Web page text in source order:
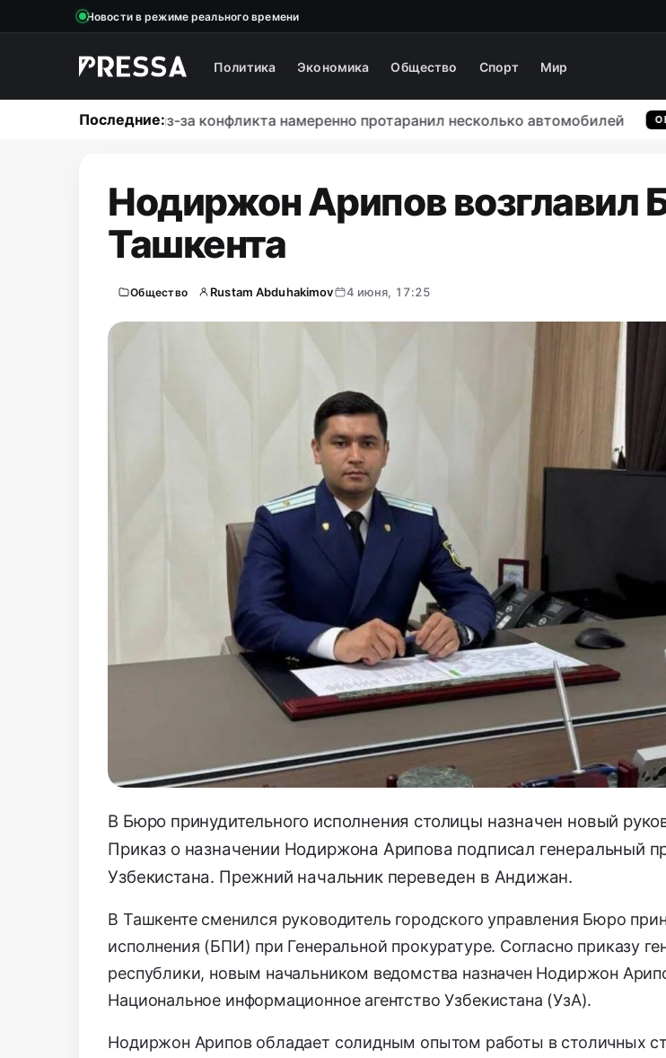
Новости в режиме реального времени
Политика Экономика Общество Спорт Мир
Последние:
BYD Chazor из-за конфликта намеренно протаранил несколько автомобилей
Нодиржон Арипов возглавил
Ташкента
Общество Rustam Abduhakimov 4 июня, 17:25
В Бюро принудительного исполнения столицы назначен новый
Приказ о назначении Нодиржона Арипова подписал генеральный
Узбекистана. Прежний начальник переведен в Андижан.
В Ташкенте сменился руководитель городского управления Бюро
исполнения (БПИ) при Генеральной прокуратуре. Согласно приказу
республики, новым начальником ведомства назначен Нодиржон
Национальное информационное агентство Узбекистана (УзА).
Нодиржон Арипов обладает солидным опытом работы в столичных